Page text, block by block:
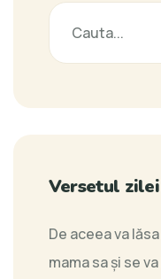
Versetul zilei
De aceea va
mama sa şi se